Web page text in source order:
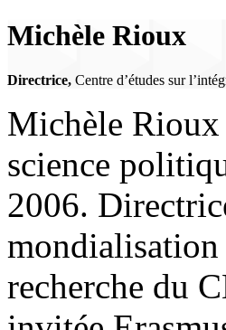
Michèle Rioux
Directrice, Centre d’études sur
Michèle Rioux
science
2006.
recherche du